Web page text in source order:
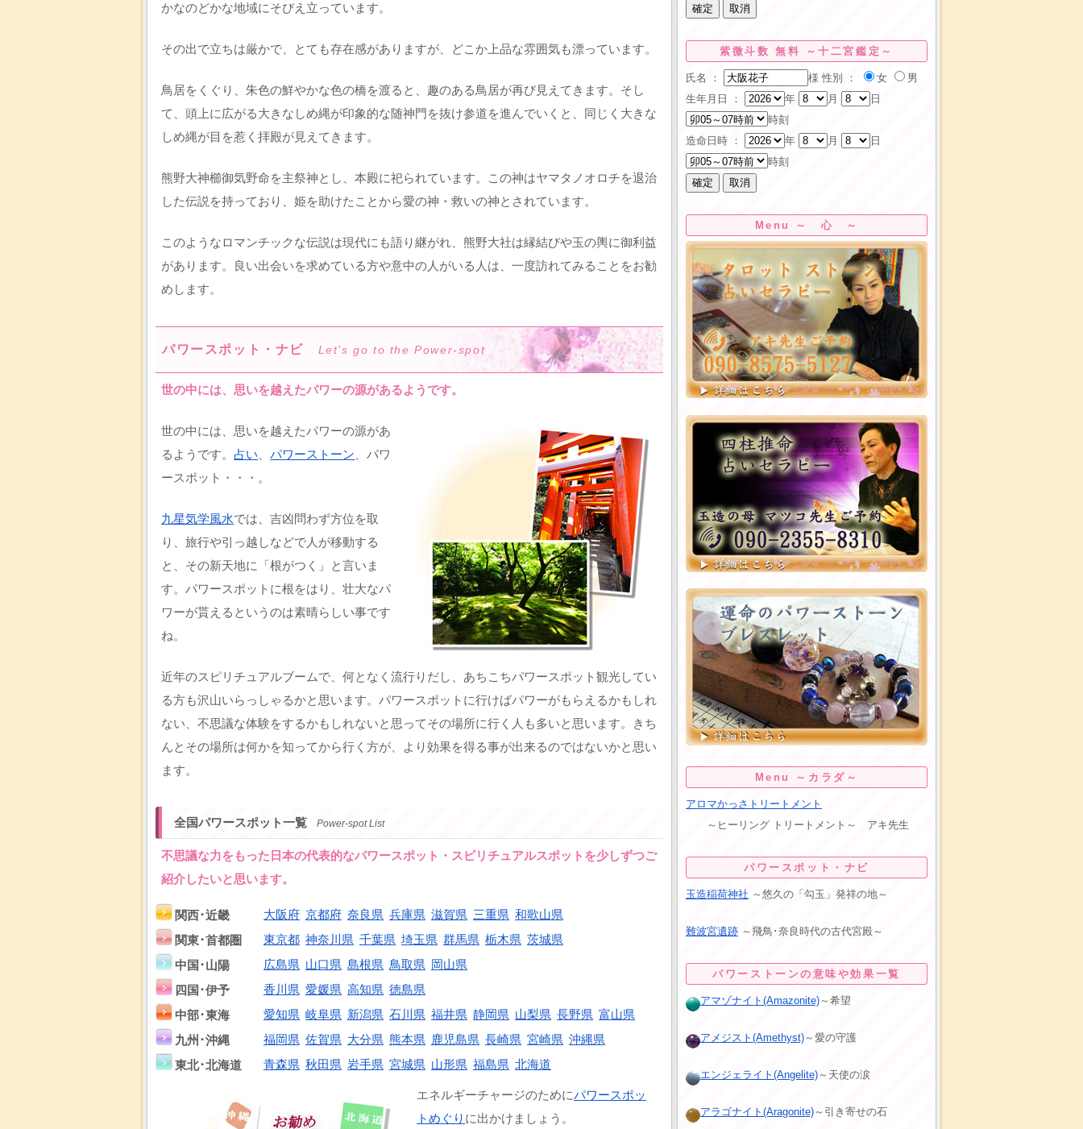
かなのどかな地域にそびえ立っています。
その出で立ちは厳かで、とても存在感がありますが、どこか上品な雰囲気も漂っています。
鳥居をくぐり、朱色の鮮やかな色の橋を渡ると、趣のある鳥居が再び見えてきます。そし
て、頭上に広がる大きなしめ縄が印象的な随神門を抜け参道を進んでいくと、同じく大きな
しめ縄が目を惹く拝殿が見えてきます。
熊野大神櫛御気野命を主祭神とし、本殿に祀られています。この神はヤマタノオロチを退治
した伝説を持っており、姫を助けたことから愛の神・救いの神とされています。
このようなロマンチックな伝説は現代にも語り継がれ、熊野大社は縁結びや玉の輿に御利益
があります。良い出会いを求めている方や意中の人がいる人は、一度訪れてみることをお勧
めします。
パワースポット・ナビ Let's go to the Power-spot
世の中には、思いを越えたパワーの源があるようです。
世の中には、思いを越えたパワーの源があ
るようです。占い、パワーストーン、パワ
ースポット・・・。
九星気学風水では、吉凶問わず方位を取
り、旅行や引っ越しなどで人が移動する
と、その新天地に「根がつく」と言いま
す。パワースポットに根をはり、壮大なパ
ワーが貰えるというのは素晴らしい事です
ね。
近年のスピリチュアルブームで、何となく流行りだし、あちこちパワースポット観光してい
る方も沢山いらっしゃるかと思います。パワースポットに行けばパワーがもらえるかもしれ
ない、不思議な体験をするかもしれないと思ってその場所に行く人も多いと思います。きち
んとその場所は何かを知ってから行く方が、より効果を得る事が出来るのではないかと思い
ます。
全国パワースポット一覧 Power-spot List
不思議な力をもった日本の代表的なパワースポット・スピリチュアルスポットを少しずつご
紹介したいと思います。
関西･近畿 大阪府 京都府 奈良県 兵庫県 滋賀県 三重県 和歌山県
関東･首都圏 東京都 神奈川県 千葉県 埼玉県 群馬県 栃木県 茨城県
中国･山陽 広島県 山口県 島根県 鳥取県 岡山県
四国･伊予 香川県 愛媛県 高知県 徳島県
中部･東海 愛知県 岐阜県 新潟県 石川県 福井県 静岡県 山梨県 長野県 富山県
九州･沖縄 福岡県 佐賀県 大分県 熊本県 鹿児島県 長崎県 宮崎県 沖縄県
東北･北海道 青森県 秋田県 岩手県 宮城県 山形県 福島県 北海道
エネルギーチャージのためにパワースポッ
トめぐり に出かけましょう。
紫微斗数 無料 ～十二宮鑑定～
氏名 ： 様 性別 ： 女
男
生年月日 ：
年 月
日
時刻
造命日時 ：
年 月
日
時刻
Menu ～ 心 ～
Menu ～カラダ～
アロマかっさトリートメント
～ヒーリング トリートメント～ アキ先生
パワースポット・ナビ
玉造稲荷神社 ～悠久の「勾玉」発祥の地～
難波宮遺跡 ～飛鳥･奈良時代の古代宮殿～
パワーストーンの意味や効果一覧
アマゾナイト(Amazonite)～希望
アメジスト(Amethyst)～愛の守護
エンジェライト(Angelite)～天使の涙
アラゴナイト(Aragonite)～引き寄せの石